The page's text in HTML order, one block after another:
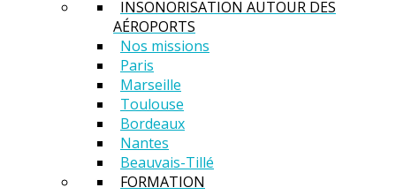
INSONORISATION AUTOUR DES
AÉROPORTS
Nos missions
Paris
Marseille
Toulouse
Bordeaux
Nantes
Beauvais-Tillé
FORMATION